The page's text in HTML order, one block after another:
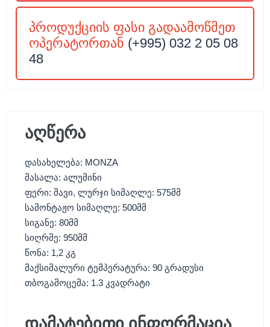
პროდუქციის ფასი გადაამოწმეთ
ოპერატორთან (+995) 032 2 05 08
48
აღწერა
დასახელება: MONZA
მასალა: ალუმინი
ფერი: შავი, ლურჯი სიმაღლე: 575მმ
სამონტაჟო სიმაღლე: 500მმ
სიგანე: 80მმ
სიღრმე: 950მმ
წონა: 1,2 კგ
მაქსიმალური ტემპერატურა: 90 გრადუსი
თბოგამოცემა: 1.3 კვადრატი